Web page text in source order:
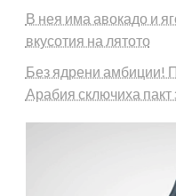
В нея има авокадо и
вкусотия на лятото
Без ядрени амбиции!
Арабия сключиха пакт